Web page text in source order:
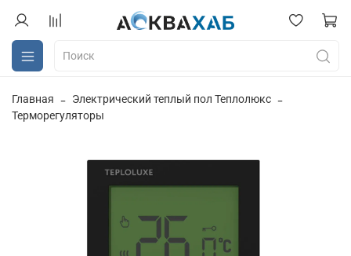
Главная
Электрический теплый пол Теплолюкс
Терморегуляторы